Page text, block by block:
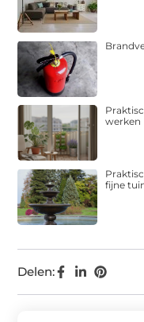
Delen:
werken
fijne